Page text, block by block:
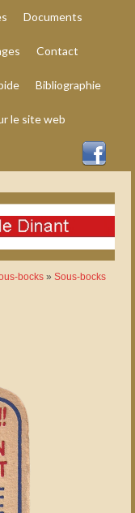
Documents
Contact
Bibliographie
le site web
bocks » Sous-bocks